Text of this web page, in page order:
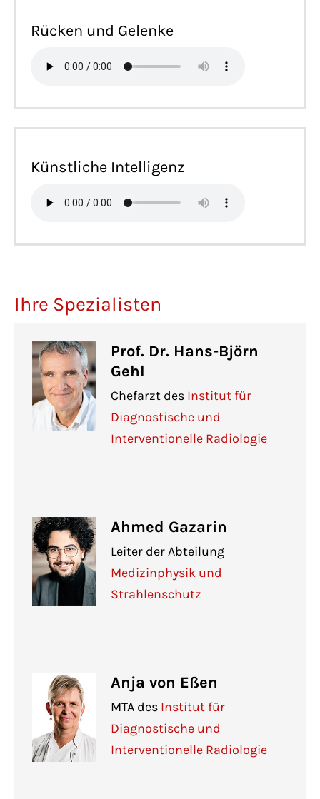
Rücken und Gelenke
Künstliche Intelligenz
Ihre Spezialisten
Prof. Dr. Hans-Björn
Gehl
Chefarzt des Institut für
Diagnostische und
Interventionelle Radiologie
Ahmed Gazarin
Leiter der Abteilung
Medizinphysik und
Strahlenschutz
Anja von Eßen
MTA des Institut für
Diagnostische und
Interventionelle Radiologie